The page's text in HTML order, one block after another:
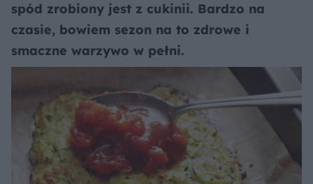
spód zrobiony jest z cukinii. Bardzo na
czasie, bowiem sezon na to zdrowe i
smaczne warzywo w pełni.